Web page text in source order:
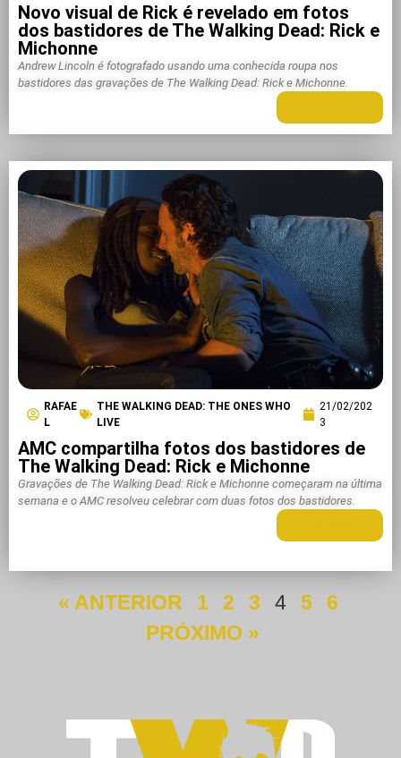
Novo visual de Rick é revelado em fotos
dos bastidores de The Walking Dead: Rick e
Michonne
Andrew Lincoln é fotografado usando uma conhecida roupa nos
bastidores das gravações de The Walking Dead: Rick e Michonne.
RAFAE
L
THE WALKING DEAD: THE ONES WHO
LIVE
21/02/202
3
AMC compartilha fotos dos bastidores de
The Walking Dead: Rick e Michonne
Gravações de The Walking Dead: Rick e Michonne começaram na última
semana e o AMC resolveu celebrar com duas fotos dos bastidores.
« ANTERIOR 1 2 3 4 5
6
PRÓXIMO »